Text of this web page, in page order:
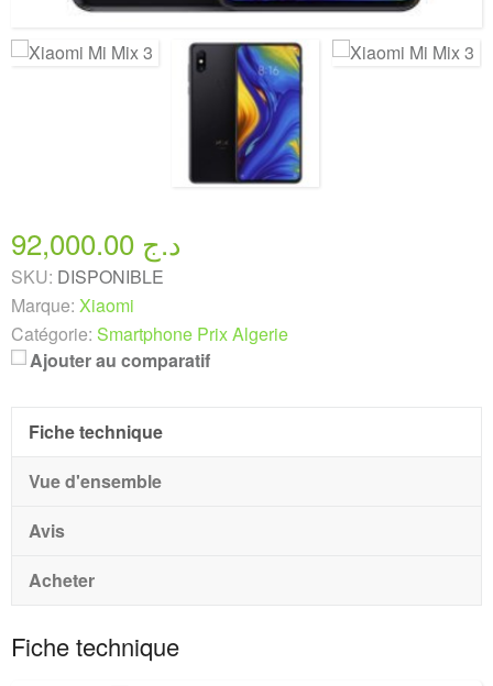
92,000.00 د.ج
SKU: DISPONIBLE
Marque: Xiaomi
Catégorie: Smartphone Prix Algerie
Ajouter au comparatif
Fiche technique
Vue d'ensemble
Avis
Acheter
Fiche technique